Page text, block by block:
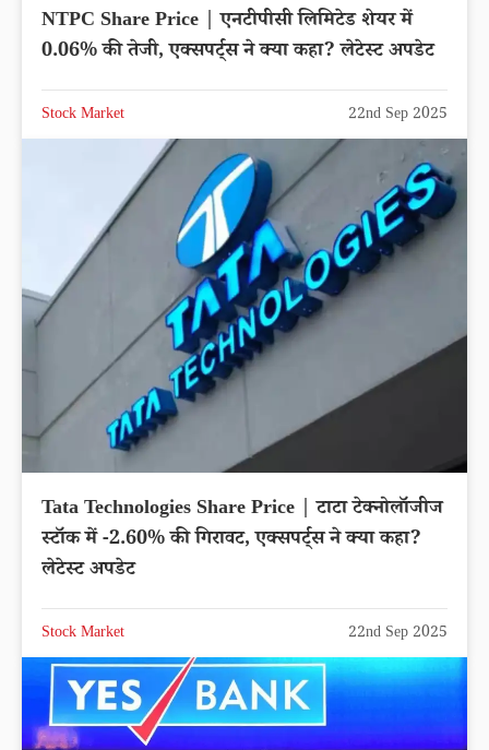
NTPC Share Price | एनटीपीसी लिमिटेड शेयर में
0.06% की तेजी, एक्सपर्ट्स ने क्या कहा? लेटेस्ट अपडेट
Stock Market 22nd Sep 2025
Tata Technologies Share Price | टाटा टेक्नोलॉजीज
स्टॉक में -2.60% की गिरावट, एक्सपर्ट्स ने क्या कहा?
लेटेस्ट अपडेट
Stock Market 22nd Sep 2025